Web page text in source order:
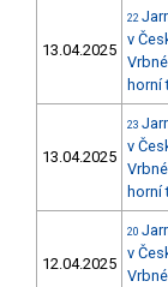
13.04.2025
22
v
horní
13.04.2025
23
v
horní
12.04.2025
20
v